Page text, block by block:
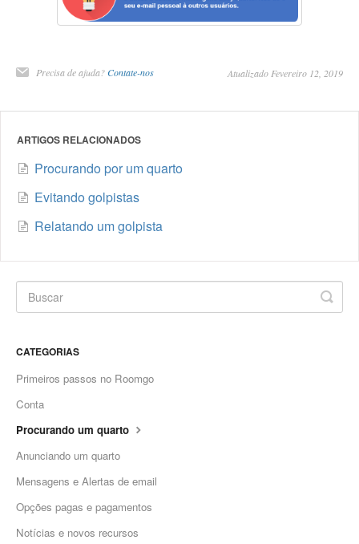
Precisa de ajuda?Contate-nos Atualizado Fevereiro 12, 2019
ARTIGOS RELACIONADOS
Procurando por um quarto
Evitando golpistas
Relatando um golpista
CATEGORIAS
Primeiros passos no Roomgo
Conta
Procurando um quarto
Anunciando um quarto
Mensagens e Alertas de email
Opções pagas e pagamentos
Notícias e novos recursos